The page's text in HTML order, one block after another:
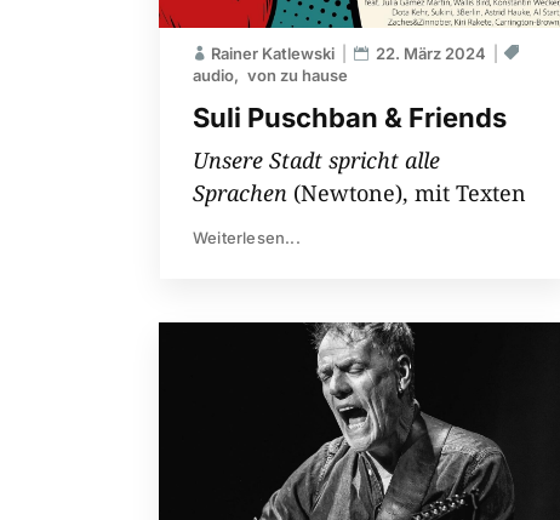
Suli Puschban & Friends
Rainer Katlewski
22. März 2024
audio
von zu hause
Unsere Stadt spricht alle
Sprachen (Newtone), mit Texten
Weiterlesen...